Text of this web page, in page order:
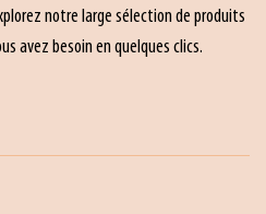
notre large sélection de produits
avez besoin en quelques clics.